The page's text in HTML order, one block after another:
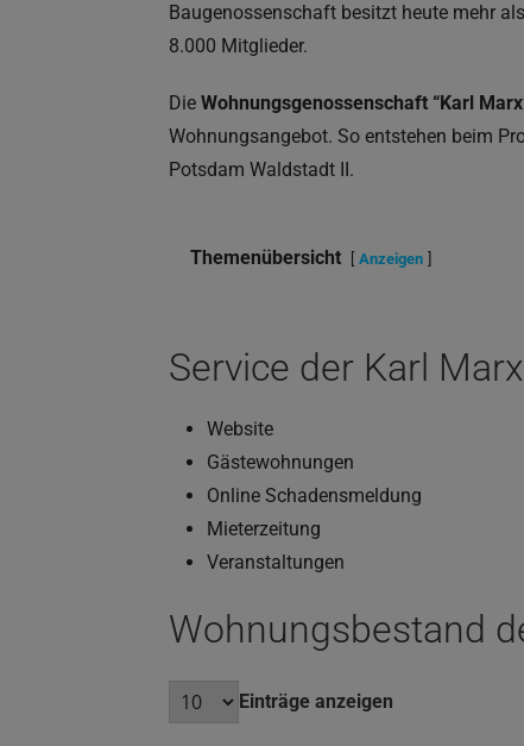
Baugenossenschaft besitzt heute mehr
8.000 Mitglieder.
Die Wohnungsgenossenschaft “Karl
Wohnungsangebot. So entstehen beim
Potsdam Waldstadt II.
Themenübersicht Anzeigen
Service der Karl
Website
Gästewohnungen
Online Schadensmeldung
Mieterzeitung
Veranstaltungen
Wohnungsbestand
Einträge anzeigen